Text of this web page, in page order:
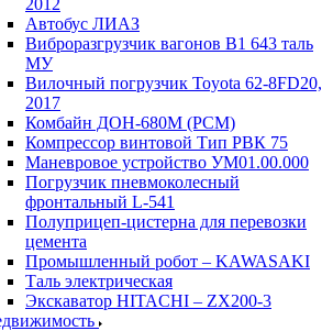
2012
Автобус ЛИАЗ
Виброразгрузчик вагонов В1 643 таль
МУ
Вилочный погрузчик Toyota 62-8FD20,
2017
Комбайн ДОН-680М (РСМ)
Компрессор винтовой Тип РВК 75
Маневровое устройство УМ01.00.000
Погрузчик пневмоколесный
фронтальный L-541
Полуприцеп-цистерна для перевозки
цемента
Промышленный робот – KAWASAKI
Таль электрическая
Экскаватор HITACHI – ZX200-3